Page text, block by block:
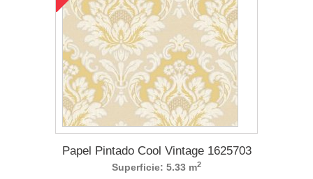
Papel Pintado Cool Vintage 1625703
Superficie: 5.33 m2